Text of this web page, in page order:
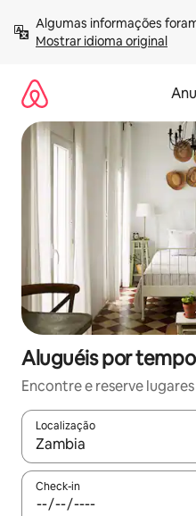
para
Mostrar idioma original
Aluguéis por
Encontre e reserve
Localização
Quando os resultados
Check-in